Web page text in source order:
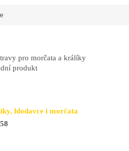
pro morčata a králíky
produkt
hlodavce i morčata